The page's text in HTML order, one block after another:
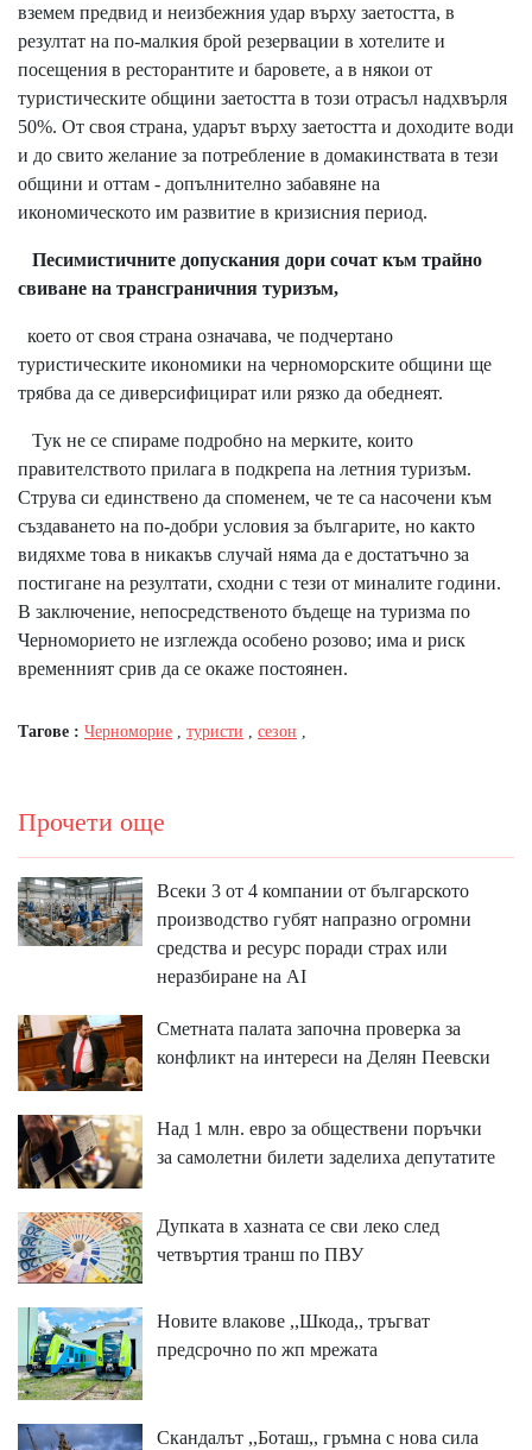
вземем предвид и неизбежния удар върху заетостта, в
резултат на по-малкия брой резервации в хотелите и
посещения в ресторантите и баровете, a в някои от
туристическите общини заетостта в този отрасъл надхвърля
50%. От своя страна, ударът върху заетостта и доходите води
и до свито желание за потребление в домакинствата в тези
общини и оттам - допълнително забавяне на
икономическото им развитие в кризисния период.
Песимистичните допускания дори сочат към трайно
свиване на трансграничния туризъм,
което от своя страна означава, че подчертано
туристическите икономики на черноморските общини ще
трябва да се диверсифицират или рязко да обеднеят.
Тук не се спираме подробно на мерките, които
правителството прилага в подкрепа на летния туризъм.
Струва си единствено да споменем, че те са насочени към
създаването на по-добри условия за българите, но както
видяхме това в никакъв случай няма да е достатъчно за
постигане на резултати, сходни с тези от миналите години.
В заключение, непосредственото бъдеще на туризма по
Черноморието не изглежда особено розово; има и риск
временният срив да се окаже постоянен.
Тагове : Черноморие туристи сезон
Прочети още
Всеки 3 от 4 компании от българското
производство губят напразно огромни
средства и ресурс поради страх или
неразбиране на AI
Сметната палата започна проверка за
конфликт на интереси на Делян Пеевски
Над 1 млн. евро за обществени поръчки
за самолетни билети заделиха депутатите
Дупката в хазната се сви леко след
четвъртия транш по ПВУ
Новите влакове ,,Шкода,, тръгват
предсрочно по жп мрежата
Скандалът ,,Боташ,, гръмна с нова сила